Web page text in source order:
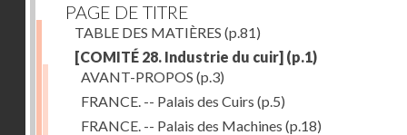
PAGE DE TITRE
TABLE DES MATIÈRES (p.81)
[COMITÉ 28. Industrie du cuir] (p.1)
AVANT-PROPOS (p.3)
FRANCE. -- Palais des Cuirs (p.5)
FRANCE. -- Palais des Machines (p.18)